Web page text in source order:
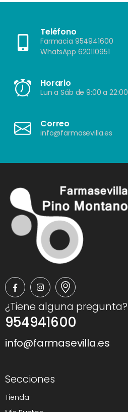
Teléfono
Farmacia 954941600
WhatsApp 620110951
Horario
Lun a Sáb de 9:00 a 22:00
Correo
info@farmasevilla.es
¿Tiene alguna pregunta?
954941600
info@farmasevilla.es
Secciones
Tienda